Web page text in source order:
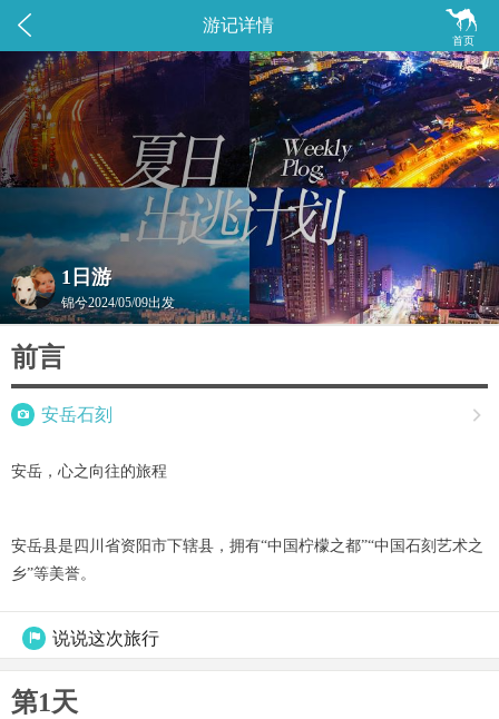
 
首页
游记详情
1日游
锦兮2024/05/09出发
前言
 安岳石刻 
安岳，心之向往的旅程
安岳县是四川省资阳市下辖县，拥有“中国柠檬之都”“中国石刻艺术之
乡”等美誉。
 说说这次旅行
第1天